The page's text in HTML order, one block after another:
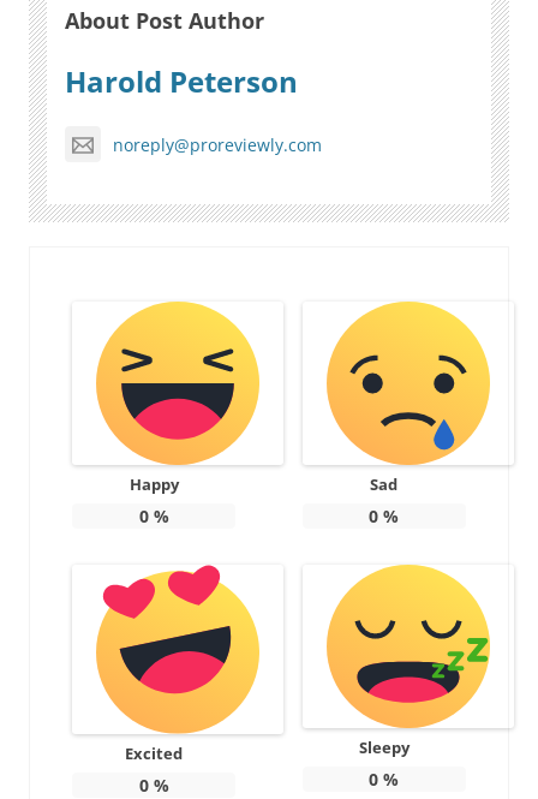
About Post Author
Harold Peterson
noreply@proreviewly.com
Happy
0%
Sad
0 %
Excited
0%
Sleepy
0 %